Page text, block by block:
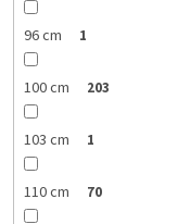
96 cm 1
100 cm 203
103 cm 1
110 cm 70